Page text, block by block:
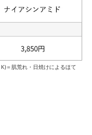
＝肌荒れ・日焼けによるほて